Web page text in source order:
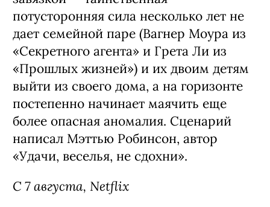
потусторонняя сила несколько лет не
дает семейной паре (Вагнер Моура из
«Секретного агента» и Грета Ли из
«Прошлых жизней») и их двоим детям
выйти из своего дома, а на горизонте
постепенно начинает маячить еще
более опасная аномалия. Сценарий
написал Мэттью Робинсон, автор
«Удачи, веселья, не сдохни».
С 7 августа, Netflix